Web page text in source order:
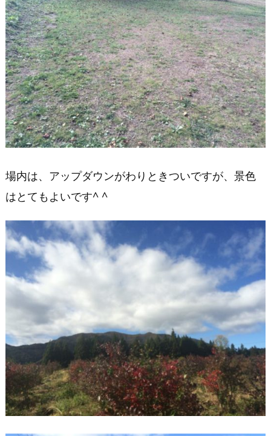
上
毛
高
原
キ
ャ
ン
プ
グ
ラ
ン
ド
事
情
高
原
キ
ャ
ン
プ
グ
場内は、アップダウンがわりときついですが、景色
はとてもよいです^ ^